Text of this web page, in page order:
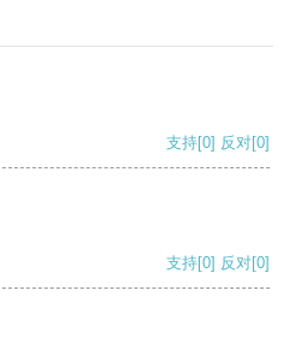
支持[0] 反对[0]
支持[0] 反对[0]